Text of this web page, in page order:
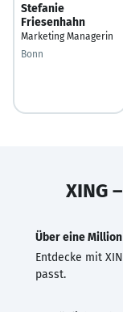
Stefanie
Friesenhahn
Marketing Managerin
Bonn
XING
Über eine Million
Entdecke mit
passt.